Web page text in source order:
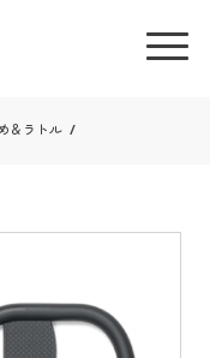
＆ラトル /